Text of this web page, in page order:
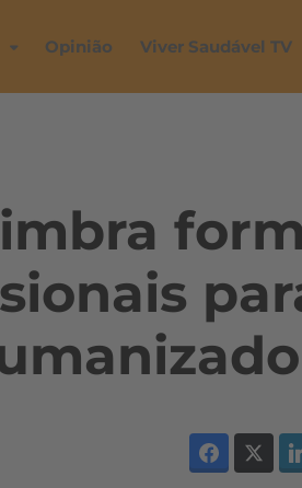
Opinião Viver Saudável TV